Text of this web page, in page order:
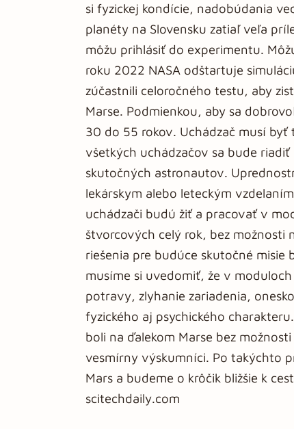
si fyzickej kondície, nadobúdania
planéty na Slovensku zatiaľ veľa
môžu prihlásiť do experimentu.
roku 2022 NASA odštartuje
zúčastnili celoročného testu, aby
Marse. Podmienkou, aby sa
30 do 55 rokov. Uchádzač musí
všetkých uchádzačov sa bude
skutočných astronautov.
lekárskym alebo leteckým
uchádzači budú žiť a pracovať v
štvorcových celý rok, bez možnosti
riešenia pre budúce skutočné
musíme si uvedomiť, že v
potravy, zlyhanie zariadenia,
fyzického aj psychického
boli na ďalekom Marse bez
vesmírny výskumníci. Po takýchto
Mars a budeme o krôčik bližšie k
scitechdaily.com